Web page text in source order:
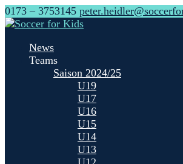
0173 – 3753145
News
Teams
Saison 2024/25
U19
U17
U16
U15
U14
U13